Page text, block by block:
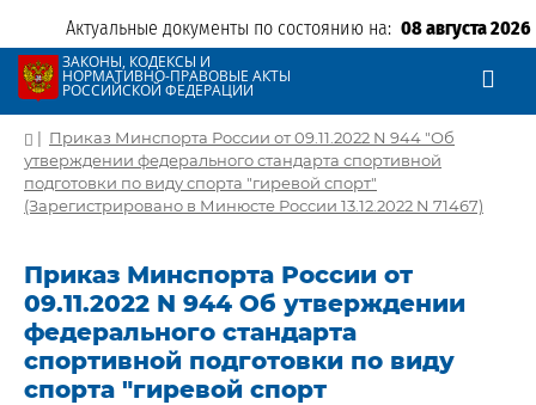
Актуальные документы по состоянию на: 08 августа 2026
ЗАКОНЫ, КОДЕКСЫ И
НОРМАТИВНО-ПРАВОВЫЕ АКТЫ
РОССИЙСКОЙ ФЕДЕРАЦИИ
| Приказ Минспорта России от 09.11.2022 N 944 "Об
утверждении федерального стандарта спортивной
подготовки по виду спорта "гиревой спорт"
(Зарегистрировано в Минюсте России 13.12.2022 N 71467)
Приказ Минспорта России от
09.11.2022 N 944 Об утверждении
федерального стандарта
спортивной подготовки по виду
спорта "гиревой спорт